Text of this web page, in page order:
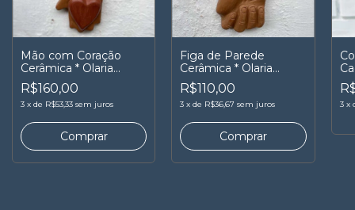
Mão com Coração
Cerâmica * Olaria
Santo Antônio
R$160,00
3 x de R$53,33 sem juros
Figa de Parede
Cerâmica * Olaria
Santo Antônio
R$110,00
3 xde R$36,67 sem juros 3 x